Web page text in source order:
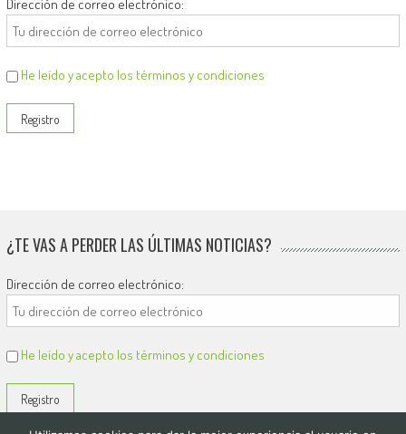
Dirección de correo electrónico:
He leído y acepto los términos y condiciones
¿TE VAS A PERDER LAS ÚLTIMAS NOTICIAS?
Dirección de correo electrónico:
He leído y acepto los términos y condiciones